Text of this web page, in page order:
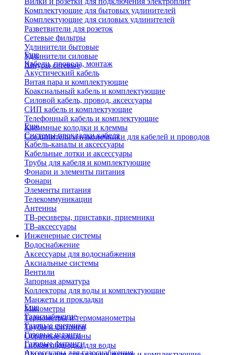
Комплектующие для бытовых удлинителей
Комплектующие для силовых удлинителей
Разветвители для розеток
Сетевые фильтры
Удлинители бытовые
Удлинители силовые
Шнуры сетевые
Еще
Кабели, провода, монтаж
Акустический кабель
Витая пара и комплектующие
Коаксиальный кабель и комплектующие
Силовой кабель, провод, аксессуары
СИП кабель и комплектующие
Телефонный кабель и комплектующие
Клеммные колодки и клеммы
Соединители и наконечники для кабелей и проводов
Еще
Системы прокладки кабеля
Кабель-каналы и аксессуары
Кабельные лотки и аксессуары
Трубы для кабеля и комплектующие
Фонари и элементы питания
Фонари
Элементы питания
Телекоммуникации
Антенны
ТВ-ресиверы, приставки, приемники
ТВ-аксессуары
Инженерные системы
Водоснабжение
Аксессуары для водоснабжения
Аксиальные системы
Вентили
Запорная арматура
Коллекторы для воды и комплектующие
Манжеты и прокладки
Манометры
Термометры и термоманометры
Трубы и фитинги
Обратные клапаны
Гибкая подводка для воды
Еще
Газоснабжение
Газовые счетчики
Газовые шланги
Газовые фитинги
Аксессуары для газоснабжения